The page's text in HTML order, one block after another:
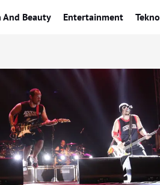
And Beauty Entertainment Tekno